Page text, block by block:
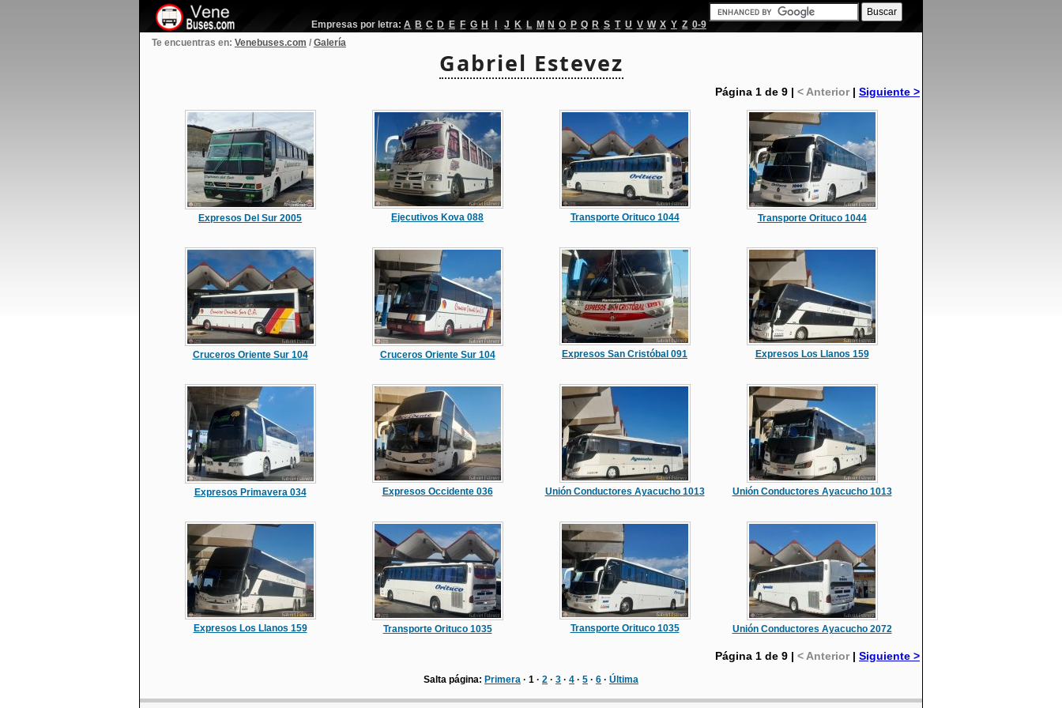
Te encuentras en: Venebuses.com / Galería
Empresas por letra: A B C D E F G H J K L M N O P Q R S T U V W X Y Z 0-9
Gabriel Estevez
Página 1 de 9 | < Anterior| Siguiente >
Expresos Del Sur 2005 Ejecutivos Kova 088 Transporte Orituco 1044 Transporte Orituco 1044
Cruceros Oriente Sur 104 Cruceros Oriente Sur 104 Expresos San Cristóbal 091 Expresos Los Llanos 159
Expresos Primavera 034 Expresos Occidente 036 Unión Conductores Ayacucho 1013 Unión Conductores Ayacucho 1013
Expresos Los Llanos 159 Transporte Orituco 1035 Transporte Orituco 1035 Unión Conductores Ayacucho 2072
Página 1 de 9 | < Anterior| Siguiente >
Salta página: Primera · 1 · 2 · 3 · 4 · 5 · 6 · Última